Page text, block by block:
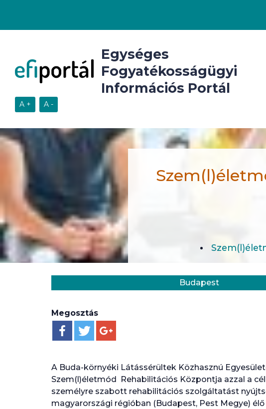
Egységes
Fogyatékosságügyi
Információs Portál
Budapest
Megosztás
A Buda-környéki Látássérültek Közhasznú
Szem(l)életmód Rehabilitációs Központja azzal a
személyre szabott rehabilitációs szolgáltatást
magyarországi régióban (Budapest, Pest Megye)